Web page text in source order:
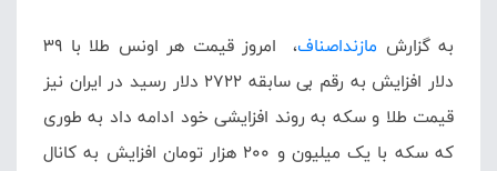
به گزارش مازنداصناف
، امروز قیمت هر اونس طلا با ۳۹
دلار افزایش به رقم بی سابقه ۲۷۲۲ دلار رسید در ایران نیز
قیمت طلا و سکه به روند افزایشی خود ادامه داد به طوری
که سکه با یک میلیون و ۲۰۰ هزار تومان افزایش به کانال